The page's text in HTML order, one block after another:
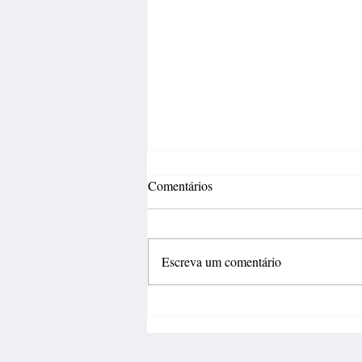
Comentários
Escreva um comentário